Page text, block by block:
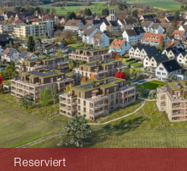
Reserviert